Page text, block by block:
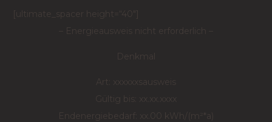
[ultimate_spacer height=“40″]
– Energieausweis nicht erforderlich –
Denkmal
Art: xxxxxxsausweis
Gültig bis: xx.xx.xxxx
Endenergiebedarf: xx.00 kWh/(m²*a)